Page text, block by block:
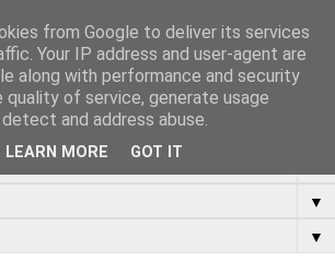
▼
▼
from Google to deliver its services
Your IP address and user-agent are
along with performance and security
of service, generate usage
and address abuse.
LEARN MORE GOT IT